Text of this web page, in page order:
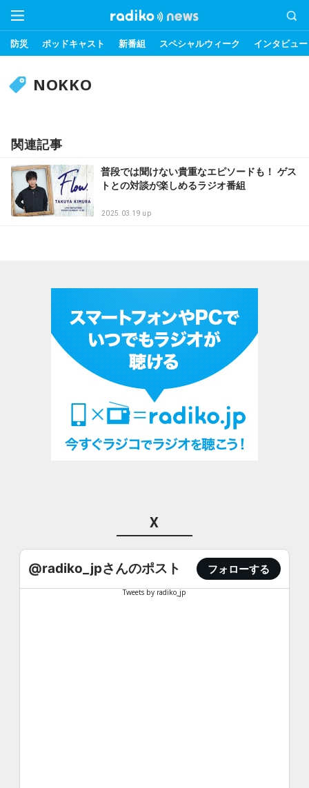
防災 ポッドキャスト 新番組 スペシャルウィーク インタビュー
NOKKO
関連記事
普段では聞けない貴重なエピソードも！ ゲス
トとの対談が楽しめるラジオ番組
2025.03.19 up
X
@radiko_jpさんのポスト フォローする
Tweets by radiko_jp